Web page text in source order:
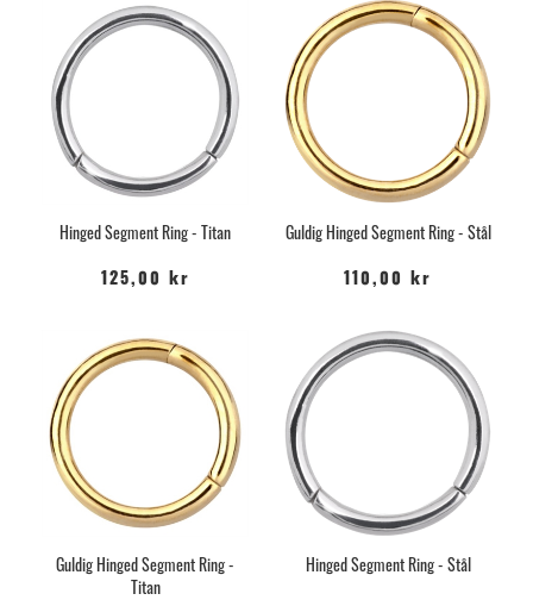
Hinged Segment Ring - Titan
125,00 kr
Guldig Hinged Segment Ring - Stål
110,00 kr
Guldig Hinged Segment Ring -
Titan
Hinged Segment Ring - Stål